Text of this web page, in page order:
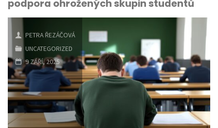
i
učitele
pro
ještě
lepší
podpora ohrožených skupin studentů
PETRA ŘEZÁČOVÁ
UNCATEGORIZED
9 ZÁŘÍ, 2025